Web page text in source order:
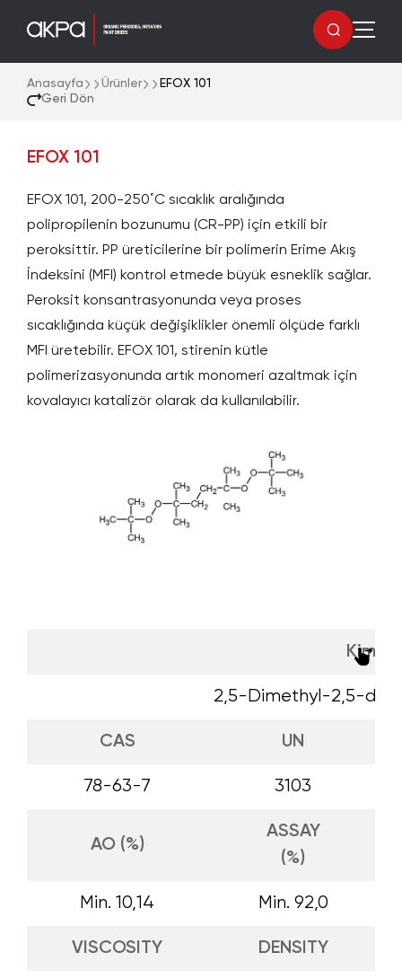
Geri Dön
Anasayfa Ürünler EFOX 101
EFOX 101
EFOX 101, 200-250˚C sıcaklık aralığında
polipropilenin bozunumu (CR-PP) için etkili bir
peroksittir. PP üreticilerine bir polimerin Erime Akış
İndeksini (MFI) kontrol etmede büyük esneklik sağlar.
Peroksit konsantrasyonunda veya proses
sıcaklığında küçük değişiklikler önemli ölçüde farklı
MFI üretebilir. EFOX 101, stirenin kütle
polimerizasyonunda artık monomeri azaltmak için
kovalayıcı katalizör olarak da kullanılabilir.
2,5-Dimethyl-2,5-
CAS UN
78-63-7 3103
AO (%)
ASSAY
(%)
Min. 10,14 Min. 92,0
VISCOSITY DENSITY